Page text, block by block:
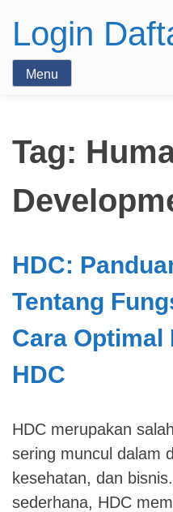
Login
Menu
Tag:
HDC:
Tentang
Cara Optimal
HDC
HDC merupakan
sering muncul dalam
kesehatan, dan
sederhana, HDC